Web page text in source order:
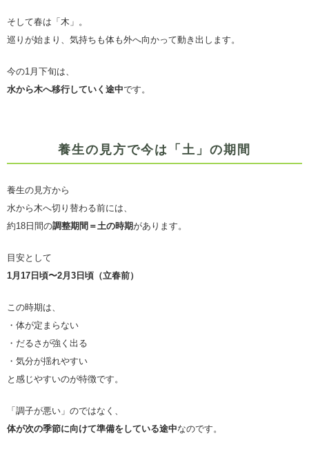
そして春は「木」。
巡りが始まり、気持ちも体も外へ向かって動き出します。
今の1月下旬は、
水から木へ移行していく途中です。
養生の見方で今は「土」の期間
養生の見方から
水から木へ切り替わる前には、
約18日間の調整期間＝土の時期があります。
目安として
1月17日頃〜2月3日頃（立春前）
この時期は、
・体が定まらない
・だるさが強く出る
・気分が揺れやすい
と感じやすいのが特徴です。
「調子が悪い」のではなく、
体が次の季節に向けて準備をしている途中なのです。